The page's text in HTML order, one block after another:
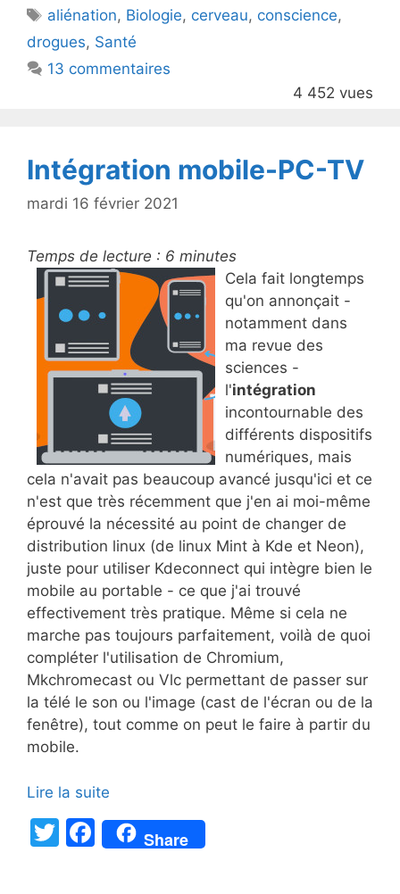
b
o
o
Étiquettes
aliénation, Biologie, cerveau, conscience,
drogues, Santé
13 commentaires
4 452 vues
Intégration mobile-PC-TV
mardi 16 février 2021
Temps de lecture : 6 minutes
Cela fait longtemps
qu'on annonçait -
notamment dans
ma revue des
sciences -
l'intégration
incontournable des
différents dispositifs
numériques, mais
cela n'avait pas beaucoup avancé jusqu'ici et ce
n'est que très récemment que j'en ai moi-même
éprouvé la nécessité au point de changer de
distribution linux (de linux Mint à Kde et Neon),
juste pour utiliser Kdeconnect qui intègre bien le
mobile au portable - ce que j'ai trouvé
effectivement très pratique. Même si cela ne
marche pas toujours parfaitement, voilà de quoi
compléter l'utilisation de Chromium,
Mkchromecast ou Vlc permettant de passer sur
la télé le son ou l'image (cast de l'écran ou de la
fenêtre), tout comme on peut le faire à partir du
mobile.
Lire la suite
T
F
a
Share